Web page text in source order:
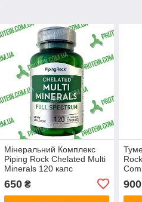
Мінеральний Комплекс
Piping Rock Chelated Multi
Minerals 120 капс
650₴ 900